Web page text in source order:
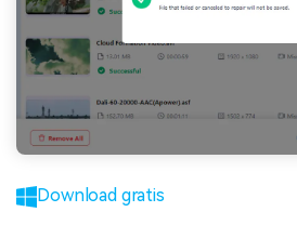
Download gratis